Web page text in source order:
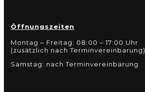
Öffnungszeiten
Montag – Freitag: 08:00 – 17:00 Uhr
(zusätzlich nach Terminvereinbarung)
Samstag: nach Terminvereinbarung